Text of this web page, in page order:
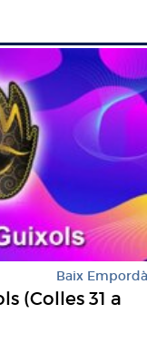
Baix Empordà
(Colles 31 a